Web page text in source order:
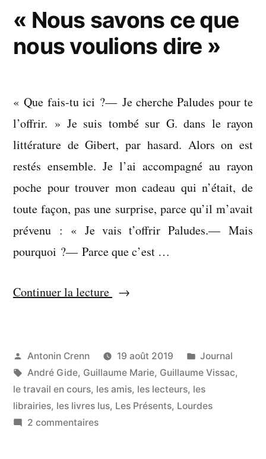
« Nous savons ce que
nous voulions dire »
« Que fais-tu ici ?— Je cherche Paludes pour te
l’offrir. » Je suis tombé sur G. dans le rayon
littérature de Gibert, par hasard. Alors on est
restés ensemble. Je l’ai accompagné au rayon
poche pour trouver mon cadeau qui n’était, de
toute façon, pas une surprise, parce qu’il m’avait
prévenu : « Je vais t’offrir Paludes.— Mais
pourquoi ?— Parce que c’est …
Continuer la lecture « « Nous
que
nous
voulions
Publié
par
Antonin Crenn 19 août 2019
Publié
dans
Journal
Étiquettes :
André Gide, Guillaume Marie, Guillaume Vissac,
le travail en cours, les amis, les lecteurs, les
librairies, les livres lus, Les Présents, Lourdes
2 commentairessur